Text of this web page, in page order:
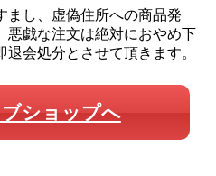
まし、虚偽住所への商品発
悪戯な注文は絶対におやめ下
退会処分とさせて頂きます。
ショップへ